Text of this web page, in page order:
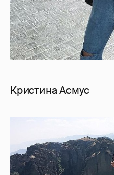
Кристина Асмус